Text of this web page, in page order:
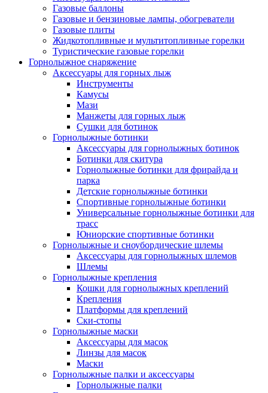
Газовые баллоны
Газовые и бензиновые лампы, обогреватели
Газовые плиты
Жидкотопливные и мультитопливные горелки
Туристические газовые горелки
Горнолыжное снаряжение
Аксессуары для горных лыж
Инструменты
Камусы
Мази
Манжеты для горных лыж
Сушки для ботинок
Горнолыжные ботинки
Аксессуары для горнолыжных ботинок
Ботинки для скитура
Горнолыжные ботинки для фрирайда и
парка
Детские горнолыжные ботинки
Спортивные горнолыжные ботинки
Универсальные горнолыжные ботинки для
трасс
Юниорские спортивные ботинки
Горнолыжные и сноубордические шлемы
Аксессуары для горнолыжных шлемов
Шлемы
Горнолыжные крепления
Кошки для горнолыжных креплений
Крепления
Платформы для креплений
Ски-стопы
Горнолыжные маски
Аксессуары для масок
Линзы для масок
Маски
Горнолыжные палки и аксессуары
Горнолыжные палки